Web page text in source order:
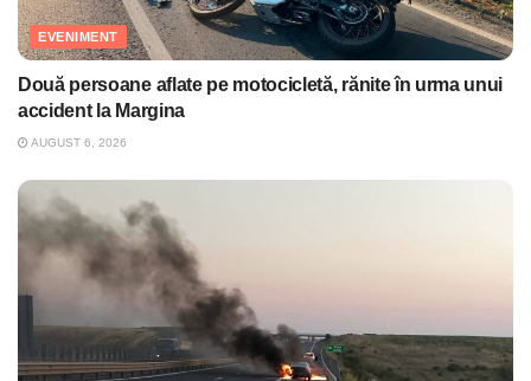
EVENIMENT
Două persoane aflate pe motocicletă, rănite în urma unui
accident la Margina
AUGUST 6, 2026